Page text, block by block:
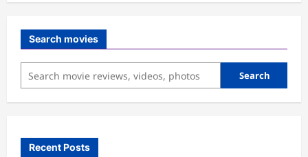
Search movies
Search
Recent Posts